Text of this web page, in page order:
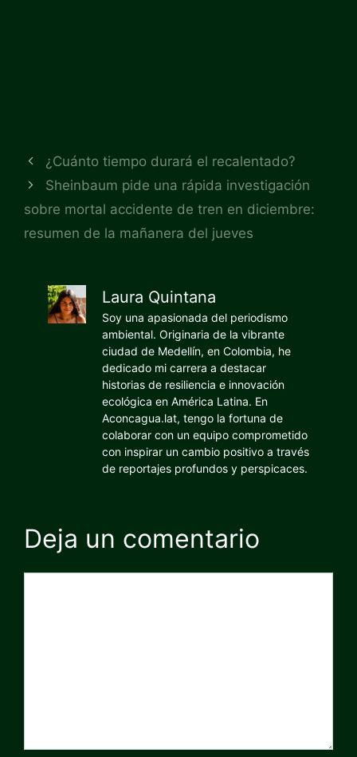
¿Cuánto tiempo durará el recalentado?
Sheinbaum pide una rápida investigación
sobre mortal accidente de tren en diciembre:
resumen de la mañanera del jueves
Laura Quintana
Soy una apasionada del periodismo
ambiental. Originaria de la vibrante
ciudad de Medellín, en Colombia, he
dedicado mi carrera a destacar
historias de resiliencia e innovación
ecológica en América Latina. En
Aconcagua.lat, tengo la fortuna de
colaborar con un equipo comprometido
con inspirar un cambio positivo a través
de reportajes profundos y perspicaces.
Deja un comentario